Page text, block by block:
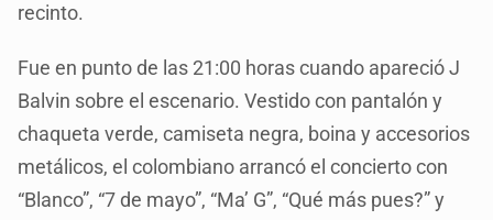
recinto.
Fue en punto de las 21:00 horas cuando apareció J
Balvin sobre el escenario. Vestido con pantalón y
chaqueta verde, camiseta negra, boina y accesorios
metálicos, el colombiano arrancó el concierto con
“Blanco”, “7 de mayo”, “Ma’ G”, “Qué más pues?” y